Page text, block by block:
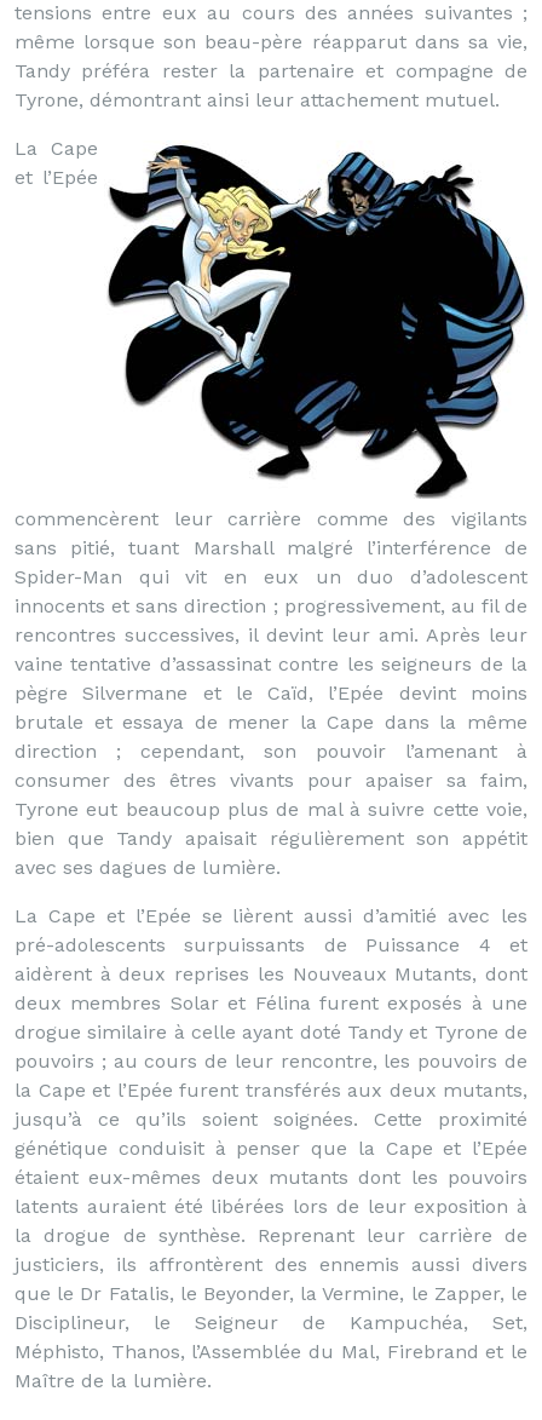
tensions entre eux au cours des années suivantes ;
même lorsque son beau-père réapparut dans sa vie,
Tandy préféra rester la partenaire et compagne de
Tyrone, démontrant ainsi leur attachement mutuel.
La Cape
et l’Epée
commencèrent leur carrière comme des vigilants
sans pitié, tuant Marshall malgré l’interférence de
Spider-Man qui vit en eux un duo d’adolescent
innocents et sans direction ; progressivement, au fil de
rencontres successives, il devint leur ami. Après leur
vaine tentative d’assassinat contre les seigneurs de la
pègre Silvermane et le Caïd, l’Epée devint moins
brutale et essaya de mener la Cape dans la même
direction ; cependant, son pouvoir l’amenant à
consumer des êtres vivants pour apaiser sa faim,
Tyrone eut beaucoup plus de mal à suivre cette voie,
bien que Tandy apaisait régulièrement son appétit
avec ses dagues de lumière.
La Cape et l’Epée se lièrent aussi d’amitié avec les
pré-adolescents surpuissants de Puissance 4 et
aidèrent à deux reprises les Nouveaux Mutants, dont
deux membres Solar et Félina furent exposés à une
drogue similaire à celle ayant doté Tandy et Tyrone de
pouvoirs ; au cours de leur rencontre, les pouvoirs de
la Cape et l’Epée furent transférés aux deux mutants,
jusqu’à ce qu’ils soient soignées. Cette proximité
génétique conduisit à penser que la Cape et l’Epée
étaient eux-mêmes deux mutants dont les pouvoirs
latents auraient été libérées lors de leur exposition à
la drogue de synthèse. Reprenant leur carrière de
justiciers, ils affrontèrent des ennemis aussi divers
que le Dr Fatalis, le Beyonder, la Vermine, le Zapper, le
Disciplineur, le Seigneur de Kampuchéa, Set,
Méphisto, Thanos, l’Assemblée du Mal, Firebrand et le
Maître de la lumière.